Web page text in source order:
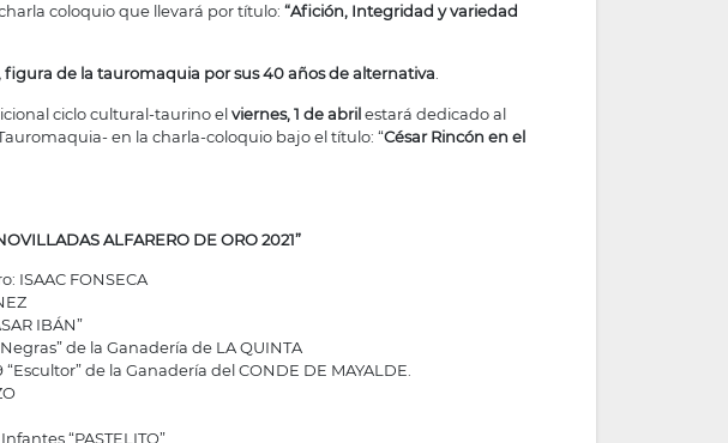
coloquio que llevará por título:“Afición, Integridad y variedad
de la tauromaquia por sus 40 años de alternativa.
ciclo cultural-taurino elviernes, 1 de abrilestará dedicado al
en la charla-coloquio bajo el título: “César Rincón en el
ALFARERO DE ORO 2021”
ISAAC FONSECA
IBÁN”
de la Ganadería de LA QUINTA
de la Ganadería del CONDE DE MAYALDE.
“PASTELITO”